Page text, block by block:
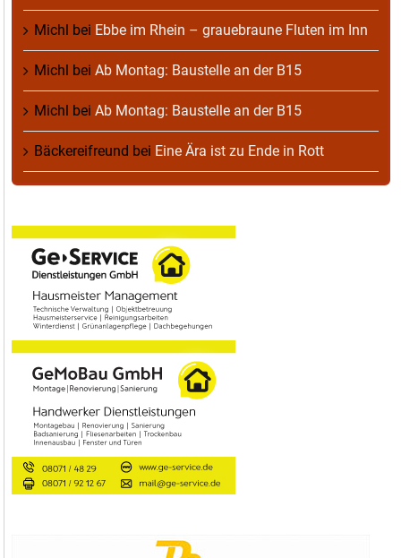
Michl bei Ebbe im Rhein – grauebraune Fluten im Inn
Michl bei Ab Montag: Baustelle an der B15
Michl bei Ab Montag: Baustelle an der B15
Bäckereifreund bei Eine Ära ist zu Ende in Rott